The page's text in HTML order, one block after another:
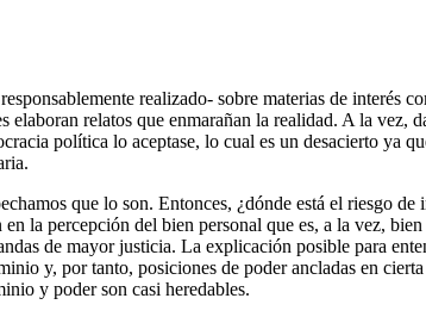
realizado- sobre materias de interés
relatos que enmarañan la realidad. A la vez,
política lo aceptase, lo cual es un desacierto ya
que lo son. Entonces, ¿dónde está el riesgo
la percepción del bien personal que es, a la vez,
de mayor justicia. La explicación posible para
y, por tanto, posiciones de poder ancladas en
y poder son casi heredables.